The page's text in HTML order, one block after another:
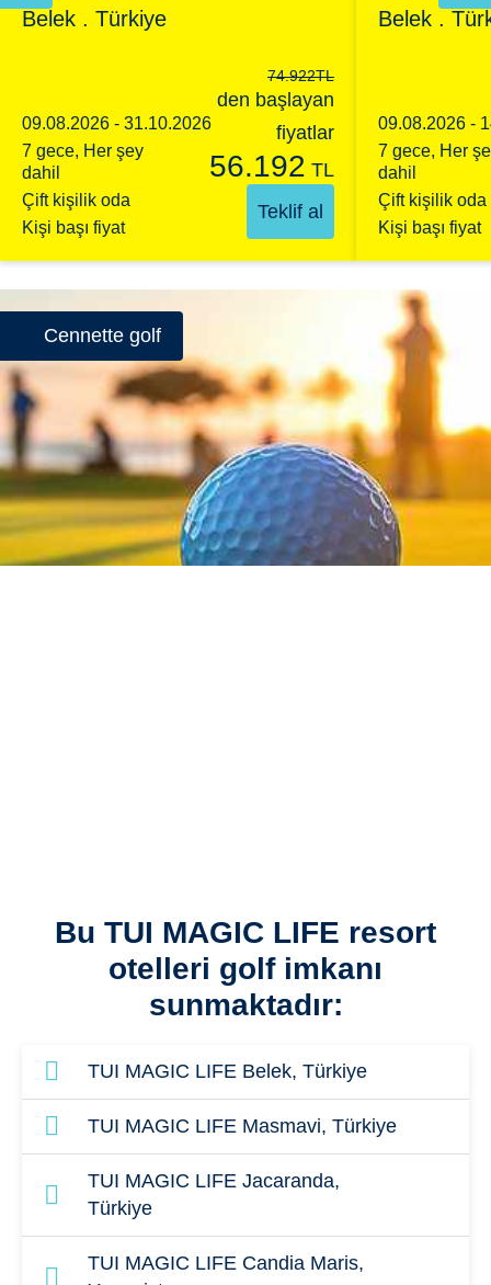
Belek . Türkiye
09.08.2026 - 31.10.2026
7 gece, Her şey
dahil
Çift kişilik oda
Kişi başı fiyat
74.922TL
den başlayan
fiyatlar
56.192 TL
Teklif al
Belek .
09.08.2026 -
7 gece, Her
dahil
Çift kişilik oda
Kişi başı fiyat
Cennette golf
Bu TUI MAGIC LIFE resort
otelleri golf imkanı
sunmaktadır:
TUI MAGIC LIFE Belek, Türkiye
ROBINSON GOLF KULÜBU NOBILIS
18 delikli
Kulübe uzaklık: 17 km
Seyahat süresi: 22 dakika
Handicap: 28 / 36
TUI MAGIC LIFE Masmavi, Türkiye
ROBINSON GOLF KULÜBU NOBILIS
18 delikli
Kulübe uzaklık: 12 km
TUI MAGIC LIFE Jacaranda,
Türkiye
ROBINSON GOLF KULÜBU NOBILIS
TUI MAGIC LIFE Candia Maris,